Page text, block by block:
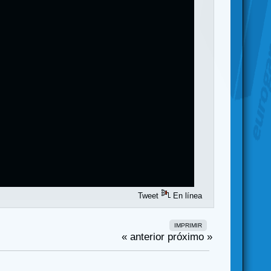
Tweet En línea
IMPRIMIR
« anterior próximo »